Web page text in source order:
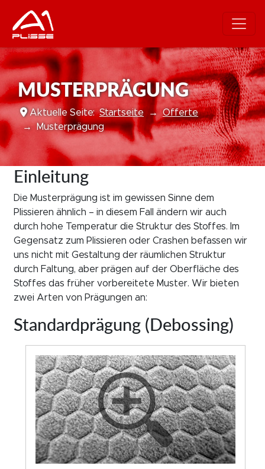
MUSTERPRÄGUNG
Aktuelle Seite:Startseite
Offerte
Musterprägung
Einleitung
Die Musterprägung ist im gewissen Sinne dem
Plissieren ähnlich – in diesem Fall ändern wir auch
durch hohe Temperatur die Struktur des Stoffes. Im
Gegensatz zum Plissieren oder Crashen befassen wir
uns nicht mit Gestaltung der räumlichen Struktur
durch Faltung, aber prägen auf der Oberfläche des
Stoffes das früher vorbereitete Muster. Wir bieten
zwei Arten von Prägungen an:
Standardprägung (Debossing)